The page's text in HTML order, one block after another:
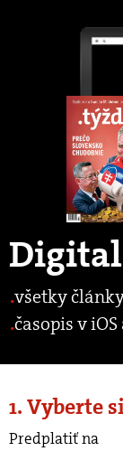
Digital
všetky
časopis v
1. Vyberte
Predplatiť na